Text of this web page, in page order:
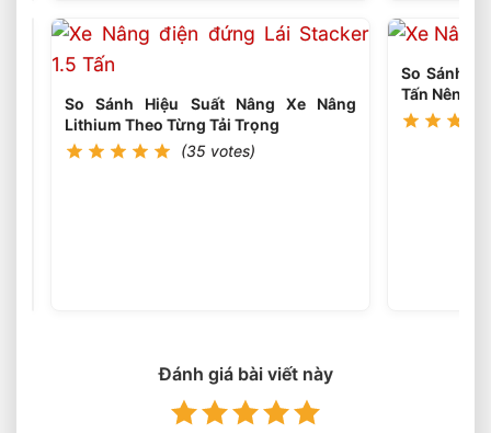
Nâng
Cao
6
Có
Phổ
Biến
So Sánh Hiệu Suất Nâng Xe Nâng
Lithium Theo Từng Tải Trọng
(35 votes)
So Sánh
Tấn Nên
Đánh giá bài viết này